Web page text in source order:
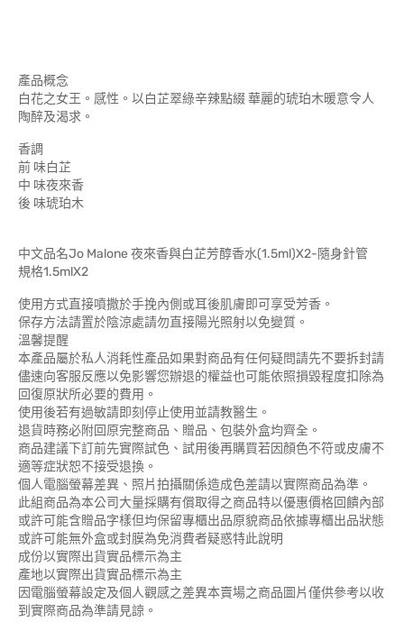
產品概念
白花之女王。感性。以白芷翠綠辛辣點綴 華麗的琥珀木暖意令人
陶醉及渴求。
香調
前 味白芷
中 味夜來香
後 味琥珀木
中文品名Jo Malone 夜來香與白芷芳醇香水(1.5ml)X2-隨身針管
規格1.5mlX2
使用方式直接噴撒於手挽內側或耳後肌膚即可享受芳香。
保存方法請置於陰涼處請勿直接陽光照射以免變質。
溫馨提醒
本產品屬於私人消耗性產品如果對商品有任何疑問請先不要拆封請
儘速向客服反應以免影響您辦退的權益也可能依照損毀程度扣除為
回復原狀所必要的費用。
使用後若有過敏請即刻停止使用並請教醫生。
退貨時務必附回原完整商品、贈品、包裝外盒均齊全。
商品建議下訂前先實際試色、試用後再購買若因顏色不符或皮膚不
適等症狀恕不接受退換。
個人電腦螢幕差異、照片拍攝關係造成色差請以實際商品為準。
此組商品為本公司大量採購有償取得之商品特以優惠價格回饋內部
或許可能含贈品字樣但均保留專櫃出品原貌商品依據專櫃出品狀態
或許可能無外盒或封膜為免消費者疑惑特此說明
成份以實際出貨實品標示為主
產地以實際出貨實品標示為主
因電腦螢幕設定及個人觀感之差異本賣場之商品圖片僅供參考以收
到實際商品為準請見諒。